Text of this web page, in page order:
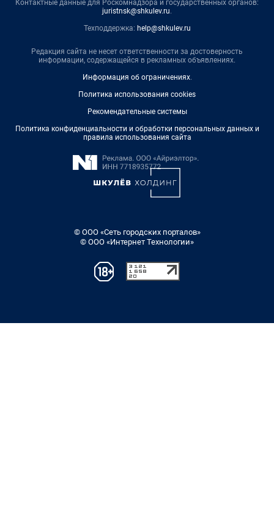
Контактные данные для Роскомнадзора и государственных органов:
juristnsk@shkulev.ru.
Техподдержка: help@shkulev.ru
Редакция сайта не несет ответственности за достоверность
информации, содержащейся в рекламных объявлениях.
Информация об ограничениях.
Политика использования cookies
Рекомендательные системы
Политика конфиденциальности и обработки персональных данных и
правила использования сайта
© ООО «Сеть городских порталов»
© ООО «Интернет Технологии»